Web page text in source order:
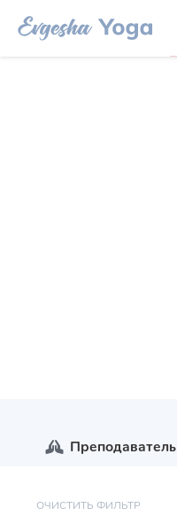
Преподаватель
ОЧИСТИТЬ ФИЛЬТР